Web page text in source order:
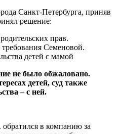
Санкт-Петербурга, приняв
решение:
прав.
Семеновой.
детей с мамой
не было обжаловано.
детей, суд также
– с ней.
в компанию за